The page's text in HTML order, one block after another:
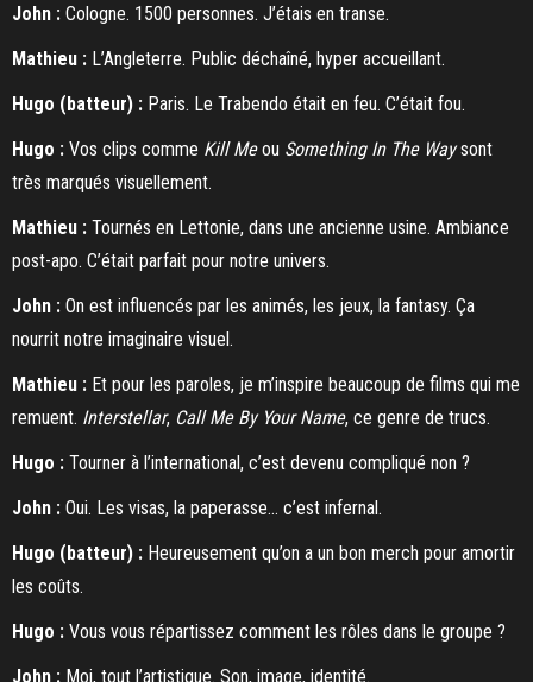
John : Cologne. 1500 personnes. J’étais en transe.
Mathieu : L’Angleterre. Public déchaîné, hyper accueillant.
Hugo (batteur) : Paris. Le Trabendo était en feu. C’était fou.
Hugo : Vos clips comme Kill Meou Something In The Waysont
très marqués visuellement.
Mathieu : Tournés en Lettonie, dans une ancienne usine. Ambiance
post-apo. C’était parfait pour notre univers.
John : On est influencés par les animés, les jeux, la fantasy. Ça
nourrit notre imaginaire visuel.
Mathieu : Et pour les paroles, je m’inspire beaucoup de films qui me
remuent. Interstellar, Call Me By Your Name, ce genre de trucs.
Hugo : Tourner à l’international, c’est devenu compliqué non ?
John : Oui. Les visas, la paperasse… c’est infernal.
Hugo (batteur) : Heureusement qu’on a un bon merch pour amortir
les coûts.
Hugo : Vous vous répartissez comment les rôles dans le groupe ?
John : Moi, tout l’artistique. Son, image, identité.